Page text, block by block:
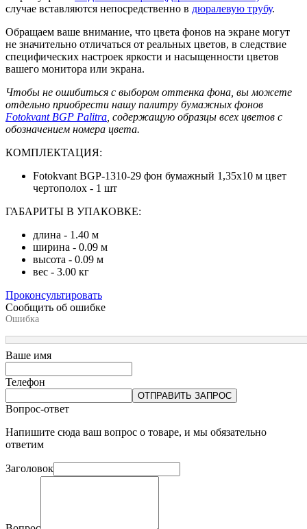
случае вставляются непосредственно в дюралевую трубу.
Обращаем ваше внимание, что цвета фонов на экране могут
не значительно отличаться от реальных цветов, в следствие
специфических настроек яркости и насыщенности цветов
вашего монитора или экрана.
Чтобы не ошибиться с выбором оттенка фона, вы можете
отдельно приобрести нашу палитру бумажных фонов
Fotokvant BGP Palitra , содержащую образцы всех цветов с
обозначением номера цвета.
КОМПЛЕКТАЦИЯ:
Fotokvant BGP-1310-29 фон бумажный 1,35х10 м цвет
чертополох - 1 шт
ГАБАРИТЫ В УПАКОВКЕ:
длина - 1.40 м
ширина - 0.09 м
высота - 0.09 м
вес - 3.00 кг
Проконсультировать
Сообщить об ошибке
Ошибка
Ваше имя
Телефон
ОТПРАВИТЬ ЗАПРОС
Вопрос-ответ
Напишите сюда ваш вопрос о товаре, и мы обязательно
ответим
Заголовок